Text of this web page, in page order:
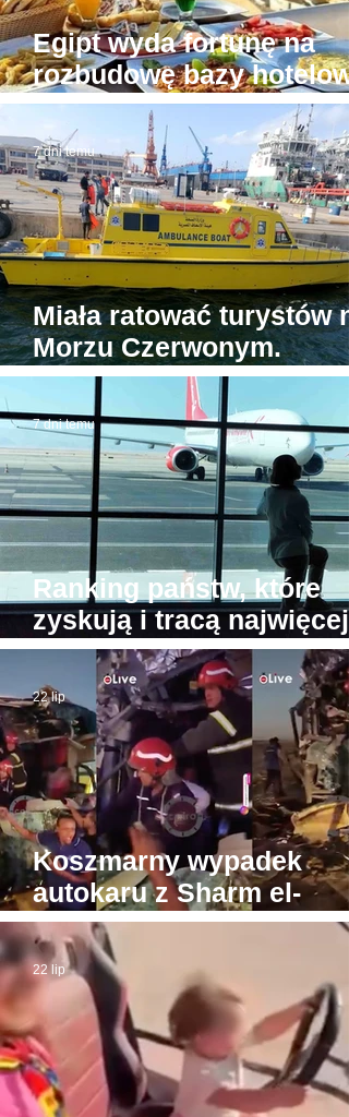
Egipt wyda fortunę na
rozbudowę bazy
wokół Piramid w Gizie
Miała ratować turystów
Morzu Czerwonym.
Tymczasem jedyna
egipska karetka wodna...
stoi w porcie
7 dni temu
Ranking państw, które
zyskują i tracą najwięcej
turystów. Na przeciwnych
biegunach Egipt i
7 dni temu
Koszmarny wypadek
autokaru z Sharm el-
Sheikh do Gizy. Turyści
byli w drodze do Piramid
22 lip
22 lip